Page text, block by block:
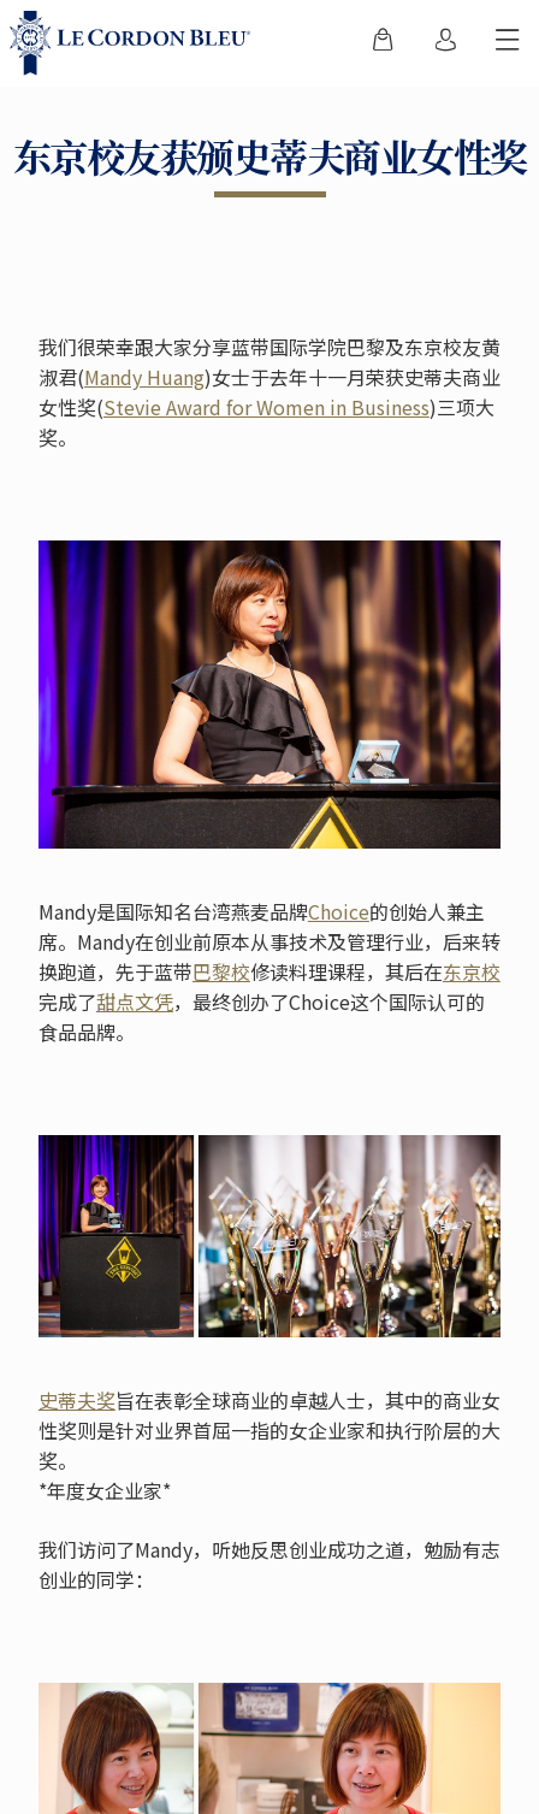
东京校友获颁史蒂夫商业女性奖
我们很荣幸跟大家分享蓝带国际学院巴黎及东京校友黄
淑君(Mandy Huang)女士于去年十一月荣获史蒂夫商业
女性奖(Stevie Award for Women in Business)三项大
奖。
Mandy是国际知名台湾燕麦品牌Choice的创始人兼主
席。Mandy在创业前原本从事技术及管理行业，后来转
换跑道，先于蓝带巴黎校修读料理课程，其后在东京校
完成了甜点文凭，最终创办了Choice这个国际认可的
食品品牌。
史蒂夫奖旨在表彰全球商业的卓越人士，其中的商业女
性奖则是针对业界首屈一指的女企业家和执行阶层的大
奖。
*年度女企业家*
我们访问了Mandy，听她反思创业成功之道，勉励有志
创业的同学：